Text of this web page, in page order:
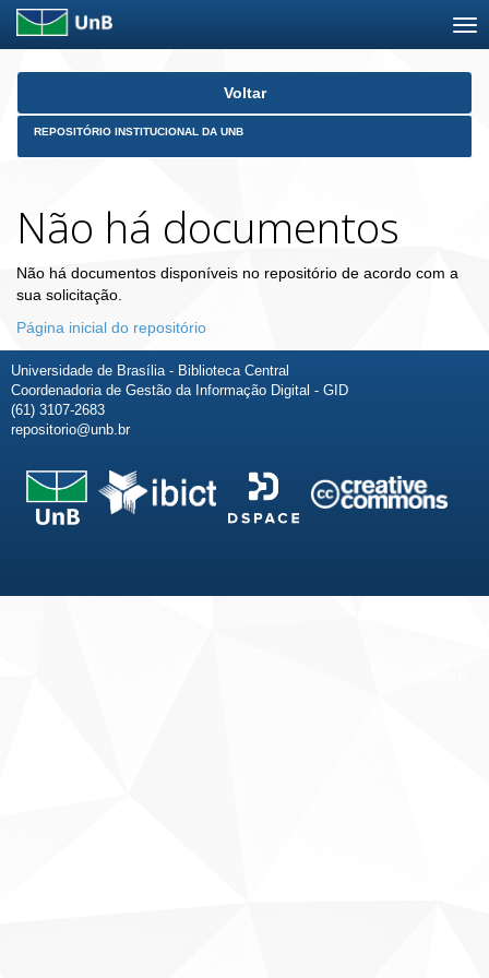
Skip
Voltar
REPOSITÓRIO INSTITUCIONAL DA UNB
Não há documentos
Não há documentos disponíveis no repositório de acordo com a
sua solicitação.
Página inicial do repositório
Universidade de Brasília - Biblioteca Central
Coordenadoria de Gestão da Informação Digital - GID
(61) 3107-2683
repositorio@unb.br